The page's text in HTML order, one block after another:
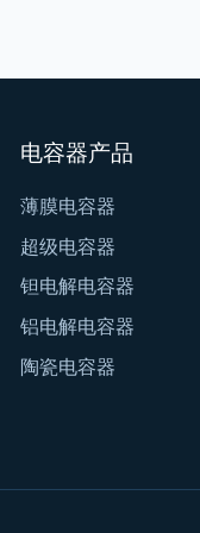
电容器产品
薄膜电容器
超级电容器
钽电解电容器
铝电解电容器
陶瓷电容器